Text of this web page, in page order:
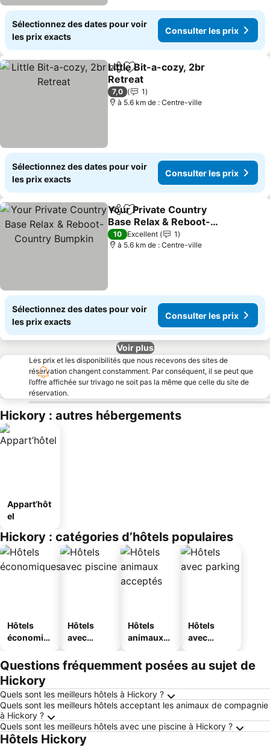
Sélectionnez des dates pour voir
les prix exacts
Consulter les prix
PartagerAjouter à mes favoris
Little Bit-a-cozy, 2br
Retreat
7,0
1
à 5.6 km de : Centre-ville
Sélectionnez des dates pour voir
les prix exacts
Consulter les prix
PartagerAjouter à mes favoris
Your Private Country
Base Relax & Reboot-
Country Bumpkin
10 Excellent
1
à 5.6 km de : Centre-ville
Sélectionnez des dates pour voir
les prix exacts
Consulter les prix
Voir plus
Les prix et les disponibilités que nous recevons des sites de
réservation changent constamment. Par conséquent, il se peut que
l’offre affichée sur trivago ne soit pas la même que celle du site de
réservation.
Hickory : autres hébergements
Appart’hôt
el
Hickory : catégories d’hôtels populaires
Hôtels
économiq
Hôtels
avec
Hôtels
animaux
Hôtels
avec
Questions fréquemment posées au sujet de
Hickory
Quels sont les meilleurs hôtels à Hickory ?
Quels sont les meilleurs hôtels acceptant les animaux de compagnie
à Hickory ?
Quels sont les meilleurs hôtels avec une piscine à Hickory ?
Hôtels Hickory